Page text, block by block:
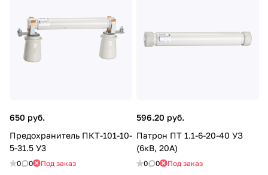
650 руб.
Предохранитель ПКТ-101-10-
5-31.5 У3
0 0 Под заказ
596.20 руб.
Патрон ПТ 1.1-6-20-40 УЗ
(6кВ, 20А)
0 0 Под заказ